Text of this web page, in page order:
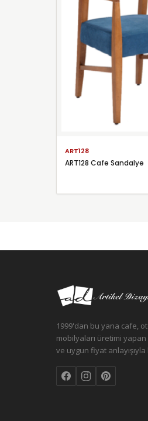
ART128
ART128 Cafe Sandalye
1999'dan bu yana cafe,
mobilyaları üretimi
ve uygun fiyat